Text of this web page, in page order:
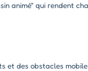
animé" qui rendent
et des obstacles